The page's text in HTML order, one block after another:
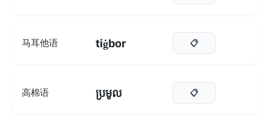
马耳他语 tiġbor 📋
高棉语 ប្រមូល 📋